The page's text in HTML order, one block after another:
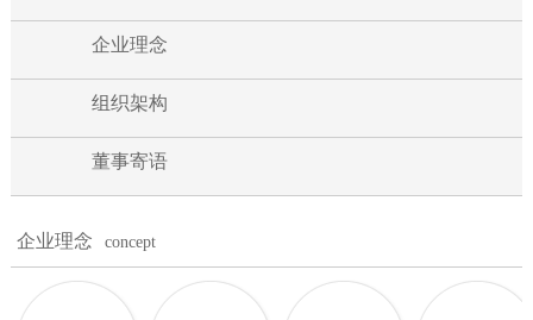
企业理念
组织架构
董事寄语
企业理念 concept